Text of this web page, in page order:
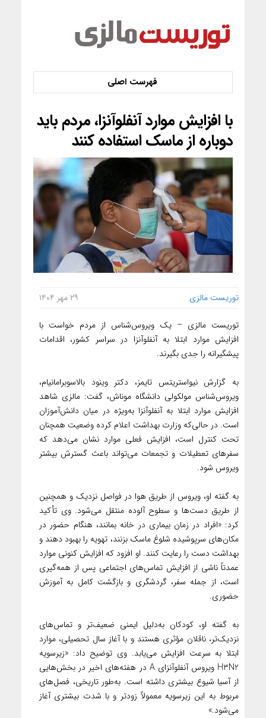
با افزایش موارد آنفلوآنزا، مردم باید
دوباره از ماسک استفاده کنند
توریست مالزی ۲۹ مهر ۱۴۰۴
توریست مالزی – یک ویروس‌شناس از مردم خواست با
افزایش موارد ابتلا به آنفلوآنزا در سراسر کشور، اقدامات
پیشگیرانه را جدی بگیرند.
به گزارش نیواستریتس تایمز، دکتر وینود بالاسوبرامانیام،
ویروس‌شناس مولکولی دانشگاه موناش، گفت: مالزی شاهد
افزایش موارد ابتلا به آنفلوآنزا به‌ویژه در میان دانش‌آموزان
است. در حالی‌که وزارت بهداشت اعلام کرده وضعیت همچنان
تحت کنترل است، افزایش فعلی موارد نشان می‌دهد که
سفرهای تعطیلات و تجمعات می‌تواند باعث گسترش بیشتر
ویروس شود.
به گفته او، ویروس از طریق هوا در فواصل نزدیک و همچنین
از طریق دست‌ها و سطوح آلوده منتقل می‌شود. وی تأکید
کرد: «افراد در زمان بیماری در خانه بمانند، هنگام حضور در
مکان‌های سرپوشیده شلوغ ماسک بزنند، تهویه را بهبود دهند و
بهداشت دست را رعایت کنند. او افزود که افزایش کنونی موارد
عمدتاً ناشی از افزایش تماس‌های اجتماعی پس از همه‌گیری
است، از جمله سفر، گردشگری و بازگشت کامل به آموزش
حضوری.
به گفته او، کودکان به‌دلیل ایمنی ضعیف‌تر و تماس‌های
نزدیک‌تر، ناقلان مؤثری هستند و با آغاز سال تحصیلی، موارد
ابتلا به سرعت افزایش می‌یابد. وی توضیح داد: «زیرسویه
H3N2 ویروس آنفلوآنزای A در هفته‌های اخیر در بخش‌هایی
از آسیا شیوع بیشتری داشته است. به‌طور تاریخی، فصل‌های
مربوط به این زیرسویه معمولاً زودتر و با شدت بیشتری آغاز
می‌شود.»